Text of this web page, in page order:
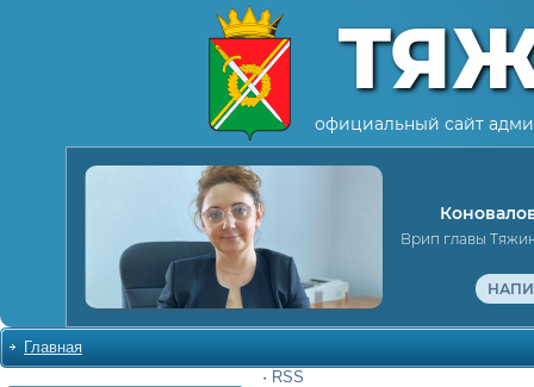
официальный сайт
Врип главы
Главная
· RSS